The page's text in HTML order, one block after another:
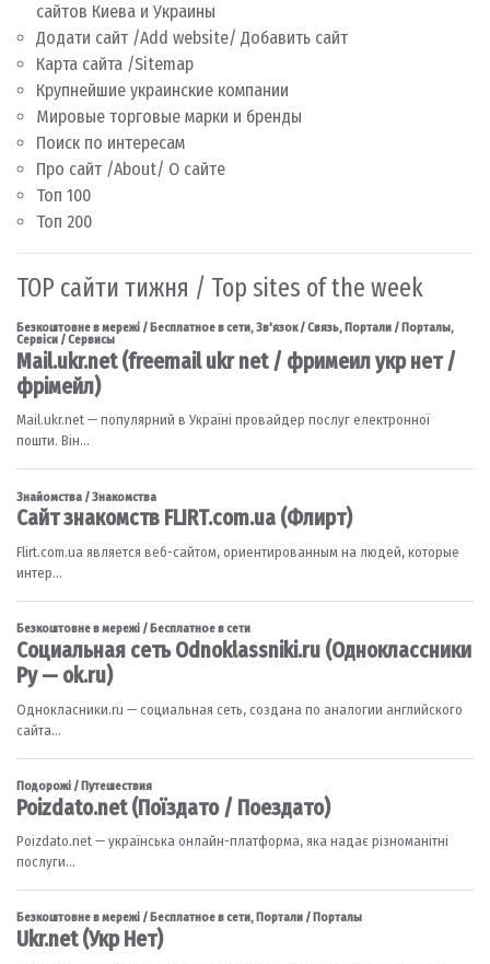
сайтов Киева и Украины
Додати сайт /Add website/ Добавить сайт
Карта сайта /Sitemap
Крупнейшие украинские компании
Мировые торговые марки и бренды
Поиск по интересам
Про сайт /About/ О сайте
Топ 100
Топ 200
TOP сайти тижня / Top sites of the week